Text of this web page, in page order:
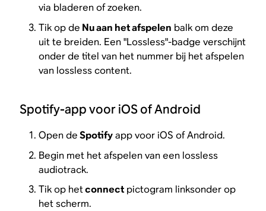
via bladeren of zoeken.
Tik op de Nu aan het afspelen balk om deze
uit te breiden. Een "Lossless"-badge verschijnt
onder de titel van het nummer bij het afspelen
van lossless content.
Spotify-app voor iOS of Android
Open deSpotifyapp voor iOS of Android.
Begin met het afspelen van een lossless
audiotrack.
Tik op hetconnectpictogram linksonder op
het scherm.